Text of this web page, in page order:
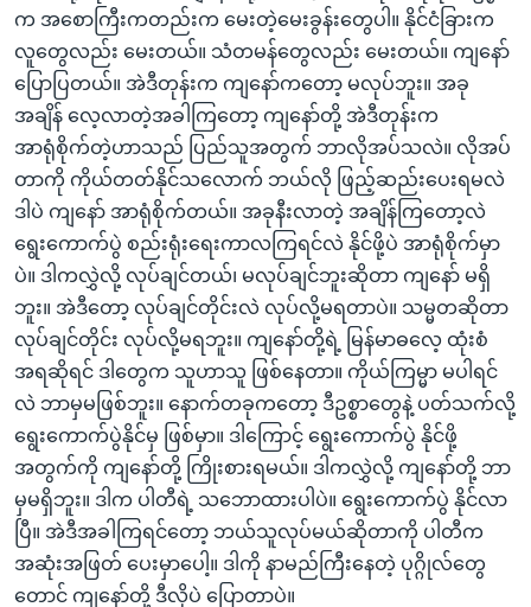
က အစောကြီးကတည်းက မေးတဲ့မေးခွန်းတွေပါ။ နိုင်ငံခြားက
လူတွေလည်း မေးတယ်။ သံတမန်တွေလည်း မေးတယ်။ ကျနော်
ပြောပြတယ်။ အဲဒီတုန်းက ကျနော်ကတော့ မလုပ်ဘူး။ အခု
အချိန် လေ့လာတဲ့အခါကြတော့ ကျနော်တို့ အဲဒီတုန်းက
အာရုံစိုက်တဲ့ဟာသည် ပြည်သူအတွက် ဘာလိုအပ်သလဲ။ လိုအပ်
တာကို ကိုယ်တတ်နိုင်သလောက် ဘယ်လို ဖြည့်ဆည်းပေးရမလဲ
ဒါပဲ ကျနော် အာရုံစိုက်တယ်။ အခုနီးလာတဲ့ အချိန်ကြတော့လဲ
ရွေးကောက်ပွဲ စည်းရုံးရေးကာလကြရင်လဲ နိုင်ဖို့ပဲ အာရုံစိုက်မှာ
ပဲ။ ဒါကလွှဲလို့ လုပ်ချင်တယ်၊ မလုပ်ချင်ဘူးဆိုတာ ကျနော် မရှိ
ဘူး။ အဲဒီတော့ လုပ်ချင်တိုင်းလဲ လုပ်လို့မရတာပဲ။ သမ္မတဆိုတာ
လုပ်ချင်တိုင်း လုပ်လို့မရဘူး။ ကျနော်တို့ရဲ့ မြန်မာဓလေ့ ထုံးစံ
အရဆိုရင် ဒါတွေက သူဟာသူ ဖြစ်နေတာ။ ကိုယ်ကြမ္မာ မပါရင်
လဲ ဘာမှမဖြစ်ဘူး။ နောက်တခုကတော့ ဒီဥစ္စာတွေနဲ့ ပတ်သက်လို့
ရွေးကောက်ပွဲနိုင်မှ ဖြစ်မှာ။ ဒါကြောင့် ရွေးကောက်ပွဲ နိုင်ဖို့
အတွက်ကို ကျနော်တို့ ကြိုးစားရမယ်။ ဒါကလွှဲလို့ ကျနော်တို့ ဘာ
မှမရှိဘူး။ ဒါက ပါတီရဲ့ သဘောထားပါပဲ။ ရွေးကောက်ပွဲ နိုင်လာ
ပြီ။ အဲဒီအခါကြရင်တော့ ဘယ်သူလုပ်မယ်ဆိုတာကို ပါတီက
အဆုံးအဖြတ် ပေးမှာပေါ့။ ဒါကို နာမည်ကြီးနေတဲ့ ပုဂ္ဂိုလ်တွေ
တောင် ကျနော်တို့ ဒီလိုပဲ ပြောတာပဲ။